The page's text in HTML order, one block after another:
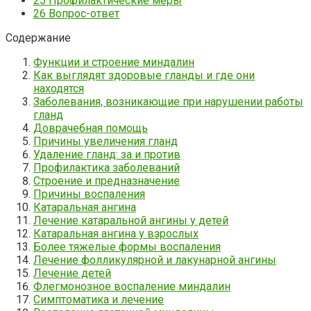
26 Вопрос-ответ
Содержание
Функции и строение миндалин
Как выглядят здоровые гланды и где они
находятся
Заболевания, возникающие при нарушении работы
гланд
Доврачебная помощь
Причины увеличения гланд
Удаление гланд: за и против
Профилактика заболеваний
Строение и предназначение
Причины воспаления
Катаральная ангина
Лечение катаральной ангины у детей
Катаральная ангина у взрослых
Более тяжелые формы воспаления
Лечение фолликулярной и лакунарной ангины
Лечение детей
Флегмонозное воспаление миндалин
Симптоматика и лечение